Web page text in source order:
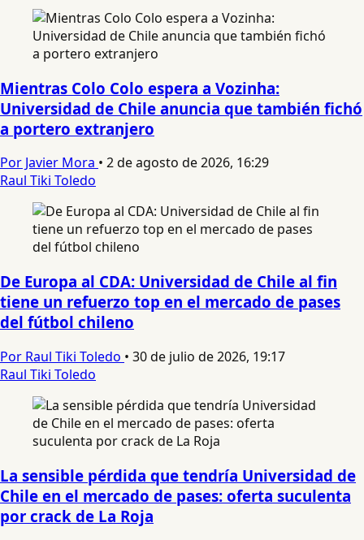
Mientras Colo Colo espera a Vozinha:
Universidad de Chile anuncia que también fichó
a portero extranjero
Por Javier Mora • 2 de agosto de 2026, 16:29
Raul Tiki Toledo
De Europa al CDA: Universidad de Chile al fin
tiene un refuerzo top en el mercado de pases
del fútbol chileno
Por Raul Tiki Toledo • 30 de julio de 2026, 19:17
Raul Tiki Toledo
La sensible pérdida que tendría Universidad de
Chile en el mercado de pases: oferta suculenta
por crack de La Roja